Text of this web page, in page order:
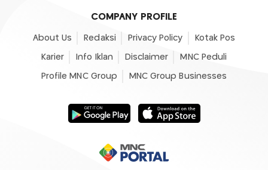
COMPANY PROFILE
About Us Redaksi Privacy Policy Kotak Pos
Karier Info Iklan Disclaimer MNC Peduli
Profile MNC Group MNC Group Businesses